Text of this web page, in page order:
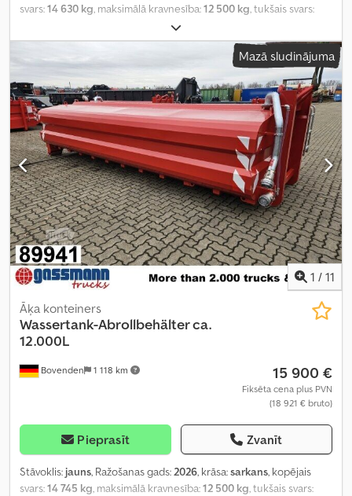
svars:14 630 kg , maksimālā kravnesība:12 500 kg , tukšais svars:
, vadītāja kabīne:
Mazā sludinājuma
1 / 11
Bovenden 1 118 km
Āķa konteiners
Wassertank-Abrollbehälter ca.
12.000L
15 900 €
Fiksēta cena plus PVN
(18 921 € bruto)
Pieprasīt Zvanīt
Stāvoklis: jauns, Ražošanas gads:2026, krāsa:sarkans, kopējais
svars:14 745 kg, maksimālā kravnesība:12 500 kg, tukšais svars: